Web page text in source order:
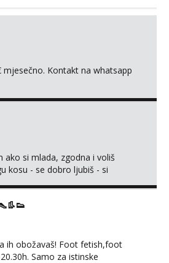
Kontakt na whatsapp
ako si mlada, zgodna i voliš
kosu - se dobro ljubiš - si
ih obožavaš! Foot fetish,foot
Samo za istinske